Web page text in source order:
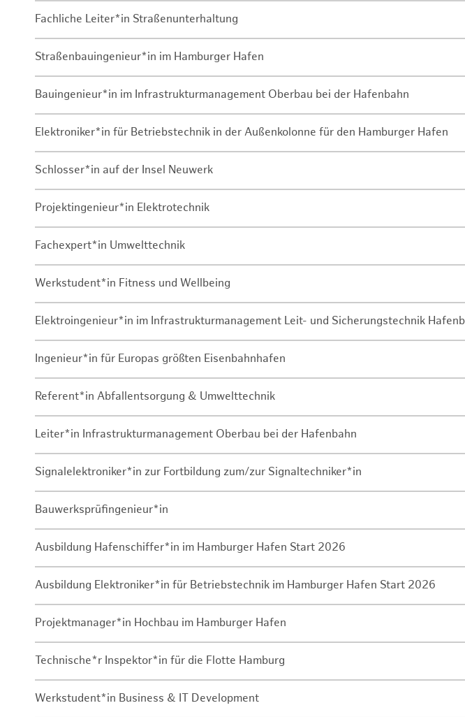
Fachliche Leiter*in Straßenunterhaltung
Straßenbauingenieur*in im Hamburger Hafen
Bauingenieur*in im Infrastrukturmanagement Oberbau bei der Hafenbahn
Elektroniker*in für Betriebstechnik in der Außenkolonne für den Hamburger Hafen
Schlosser*in auf der Insel Neuwerk
Projektingenieur*in Elektrotechnik
Fachexpert*in Umwelttechnik
Werkstudent*in Fitness und Wellbeing
Elektroingenieur*in im Infrastrukturmanagement Leit- und Sicherungstechnik
Ingenieur*in für Europas größten Eisenbahnhafen
Referent*in Abfallentsorgung & Umwelttechnik
Leiter*in Infrastrukturmanagement Oberbau bei der Hafenbahn
Signalelektroniker*in zur Fortbildung zum/zur Signaltechniker*in
Bauwerksprüfingenieur*in
Ausbildung Hafenschiffer*in im Hamburger Hafen Start 2026
Ausbildung Elektroniker*in für Betriebstechnik im Hamburger Hafen Start 2026
Projektmanager*in Hochbau im Hamburger Hafen
Technische*r Inspektor*in für die Flotte Hamburg
Werkstudent*in Business & IT Development